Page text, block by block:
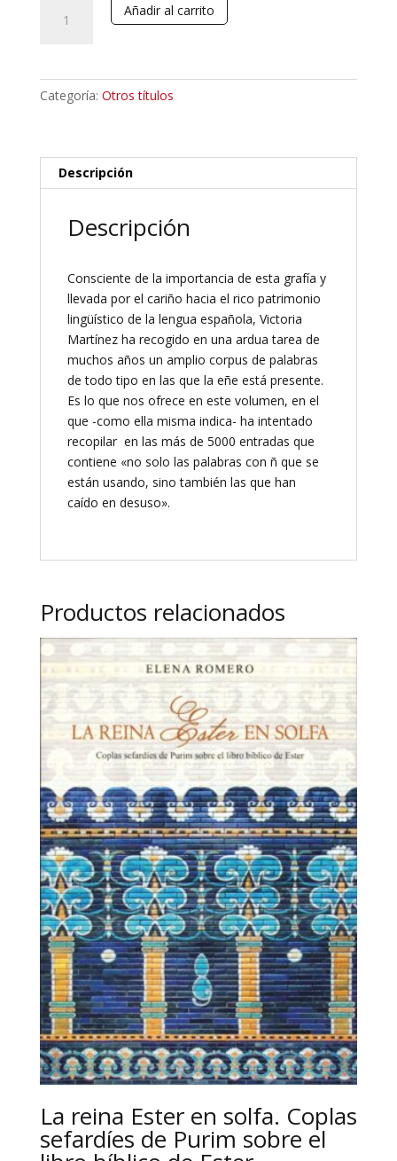
virgulilla.
Añadir al carrito
Categoría: Otros títulos
Descripción
Descripción
Consciente de la importancia de esta grafía y
llevada por el cariño hacia el rico patrimonio
lingüístico de la lengua española, Victoria
Martínez ha recogido en una ardua tarea de
muchos años un amplio corpus de palabras
de todo tipo en las que la eñe está presente.
Es lo que nos ofrece en este volumen, en el
que -como ella misma indica- ha intentado
recopilar en las más de 5000 entradas que
contiene «no solo las palabras con ñ que se
están usando, sino también las que han
caído en desuso».
Productos relacionados
La reina Ester en solfa. Coplas
sefardíes de Purim sobre el